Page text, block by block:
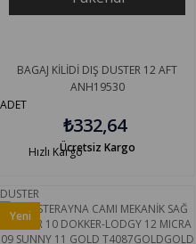
BAGAJ KİLİDİ DIŞ DUSTER 12 AFT
ANH19530
ADET
₺332,64
Ücretsiz Kargo
Hızlı Kargo
DUSTER
Yeni